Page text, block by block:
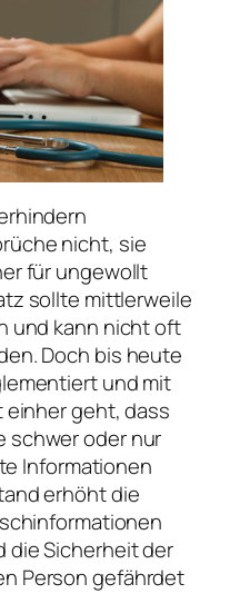
nicht, sie
für ungewollt
sollte mittlerweile
und kann nicht oft
Doch bis heute
und mit
einher geht, dass
schwer oder nur
Informationen
erhöht die
Sicherheit der
Person gefährdet